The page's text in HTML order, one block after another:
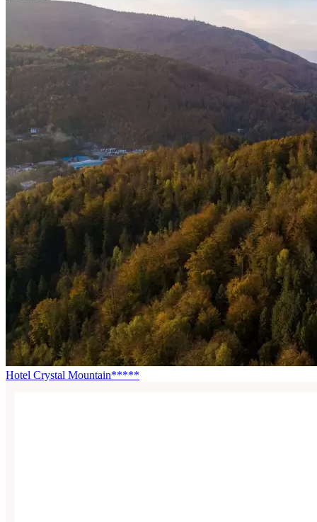
Hotel Crystal Mountain*****